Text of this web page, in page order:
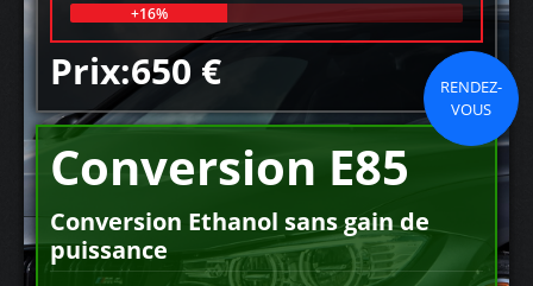
+16%
Prix:650 €
RENDEZ-
VOUS
Conversion E85
Conversion Ethanol sans gain de
puissance